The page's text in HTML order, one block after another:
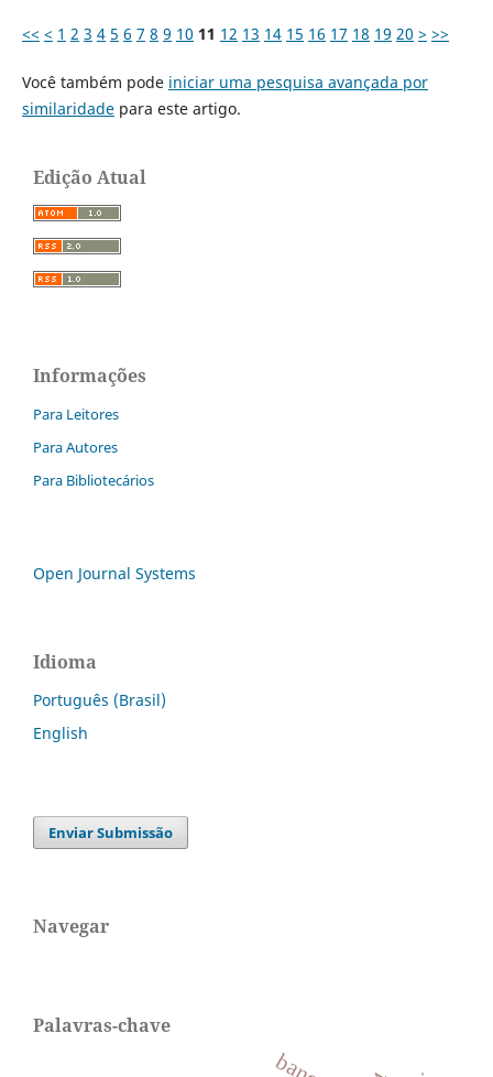
<< < 1 2 3 4 5 6 7 8 9 10 11 12 13 14 15 16 17 18 19 20 > >>
Você também pode iniciar uma pesquisa avançada por
similaridadepara este artigo.
Edição Atual
Informações
Para Leitores
Para Autores
Para Bibliotecários
Open Journal Systems
Idioma
Português (Brasil)
English
Enviar Submissão
Navegar
Palavras-chave